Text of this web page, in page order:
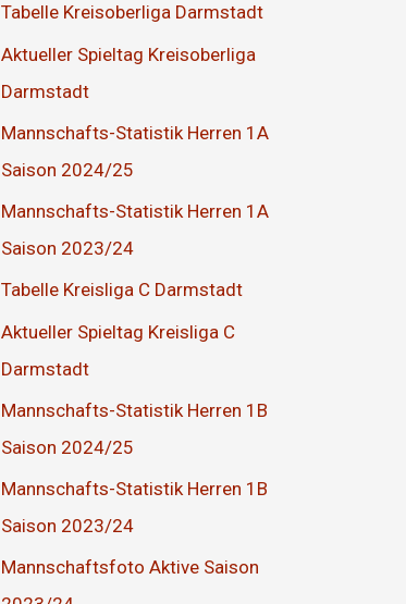
Tabelle Kreisoberliga Darmstadt
Aktueller Spieltag Kreisoberliga
Darmstadt
Mannschafts-Statistik Herren 1A
Saison 2024/25
Mannschafts-Statistik Herren 1A
Saison 2023/24
Tabelle Kreisliga C Darmstadt
Aktueller Spieltag Kreisliga C
Darmstadt
Mannschafts-Statistik Herren 1B
Saison 2024/25
Mannschafts-Statistik Herren 1B
Saison 2023/24
Mannschaftsfoto Aktive Saison